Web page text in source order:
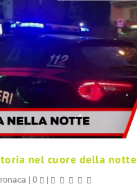
nel cuore della notte
| 0 |